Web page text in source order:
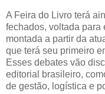
A Feira do Livro terá
fechados, voltada para
montada a partir da
que terá seu primeiro
Esses debates vão
editorial brasileiro,
de gestão, logística e